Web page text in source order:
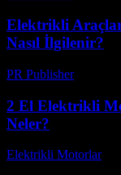
Elektrikli
Nasıl İlgilenir?
PR Publisher-
2 El Elektrikli
Neler?
Elektrikli Motorlar-